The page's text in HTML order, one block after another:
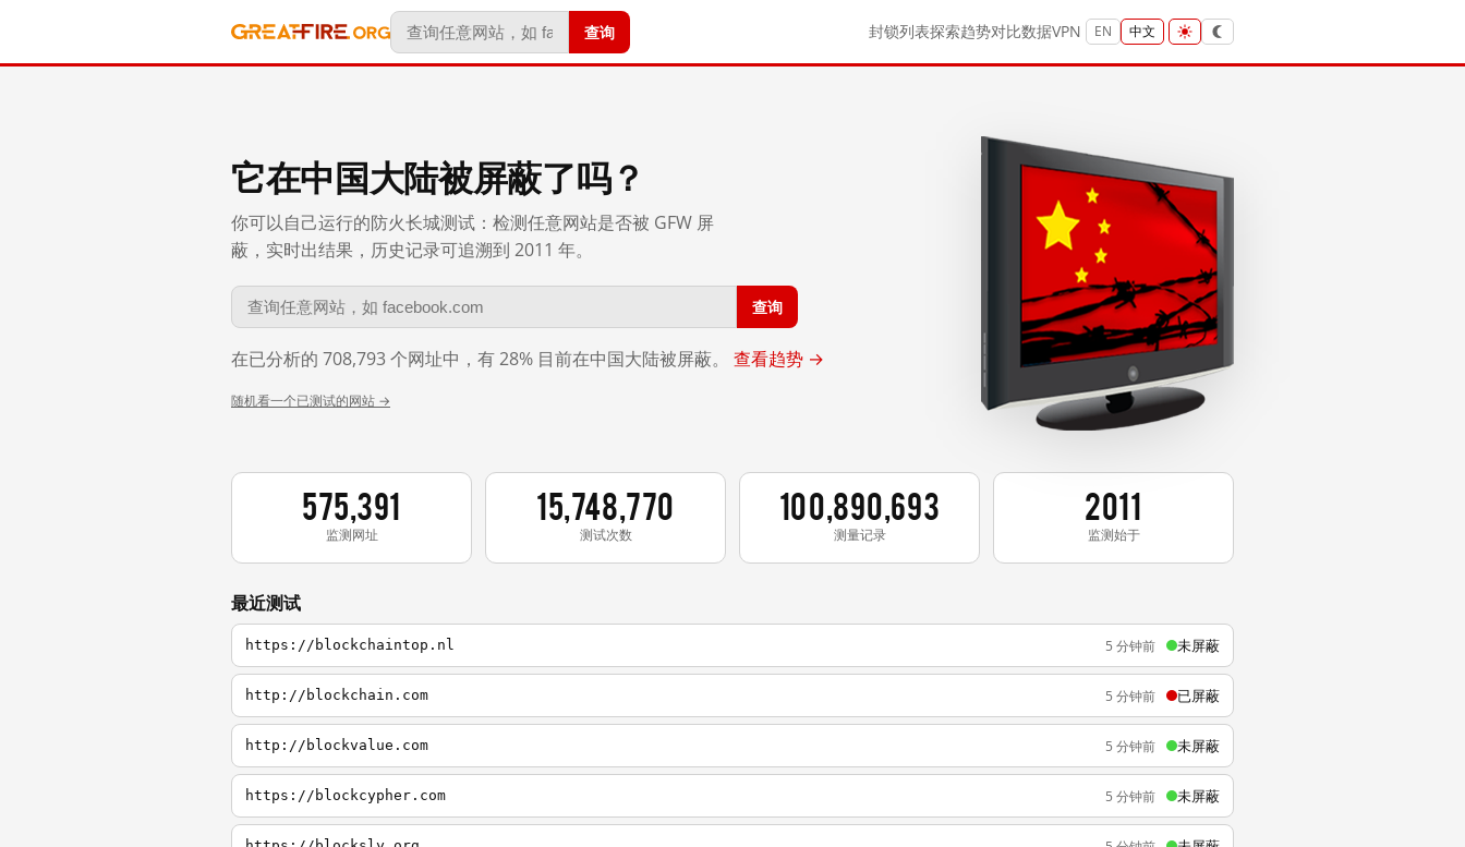
查询 封锁列表探索趋势对比数据VPN EN 中文
它在中国大陆被屏蔽了吗？
你可以自己运行的防火长城测试：检测任意网站是否被 GFW 屏
蔽，实时出结果，历史记录可追溯到 2011 年。
查询
在已分析的 708,793 个网址中，有 28% 目前在中国大陆被屏蔽。 查看趋势 →
随机看一个已测试的网站 →
575,391
监测网址
15,748,770
测试次数
100,890,693
测量记录
2011
监测始于
最近测试
https://blockchaintop.nl 5 分钟前 未屏蔽
http://blockchain.com 5 分钟前 已屏蔽
http://blockvalue.com 5 分钟前 未屏蔽
https://blockcypher.com 5 分钟前 未屏蔽